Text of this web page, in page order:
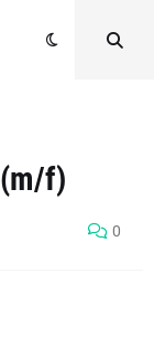
f)
0